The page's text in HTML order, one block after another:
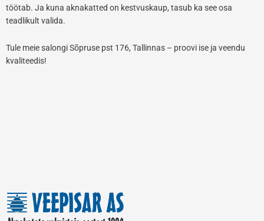
töötab. Ja kuna aknakatted on kestvuskaup, tasub ka see osa
teadlikult valida.
Tule meie salongi Sõpruse pst 176, Tallinnas – proovi ise ja veendu
kvaliteedis!